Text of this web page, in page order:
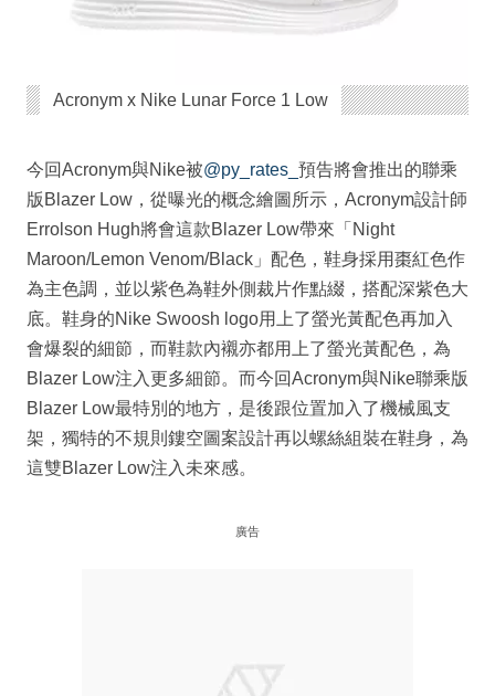
Acronym x Nike Lunar Force 1 Low
今回Acronym與Nike被@py_rates_ 預告將會推出的聯乘
版Blazer Low，從曝光的概念繪圖所示，Acronym設計師
Errolson Hugh將會這款Blazer Low帶來「Night
Maroon/Lemon Venom/Black」配色，鞋身採用棗紅色作
為主色調，並以紫色為鞋外側裁片作點綴，搭配深紫色大
底。鞋身的Nike Swoosh logo用上了螢光黃配色再加入
會爆裂的細節，而鞋款內襯亦都用上了螢光黃配色，為
Blazer Low注入更多細節。而今回Acronym與Nike聯乘版
Blazer Low最特別的地方，是後跟位置加入了機械風支
架，獨特的不規則鏤空圖案設計再以螺絲組裝在鞋身，為
這雙Blazer Low注入未來感。
廣告